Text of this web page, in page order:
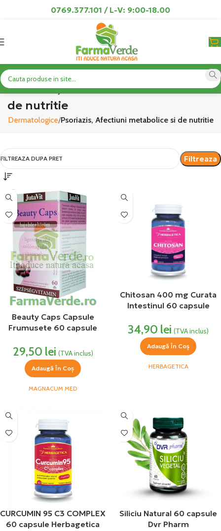
0769.377.101 / L-V: 9:00-18.00
Psoriazis, Afectiuni metabolice si
de nutritie
Dermatologice Psoriazis, Afectiuni metabolice si de nutritie
FILTREAZA DUPA PRET Filtreaza
Beauty Caps Capsule
Frumusete 60 capsule
29,50 lei (TVA inclus)
Adaugă În Coș
MAGNACUM MED
Chitosan 400 mg Curata
Intestinul 60 capsule
34,90 lei (TVA inclus)
Adaugă În Coș
HERBAGETICA
CURCUMIN 95 C3 COMPLEX
60 capsule Herbagetica
Siliciu Natural 60 capsule
Dvr Pharm